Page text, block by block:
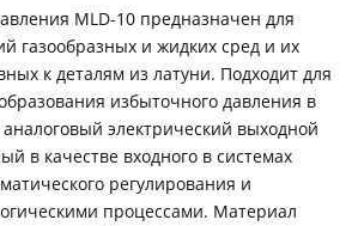
MLD-10 предназначен для
газообразных и жидких сред и их
к деталям из латуни. Подходит для
избыточного давления в
электрический выходной
в качестве входного в системах
регулирования и
процессами. Материал